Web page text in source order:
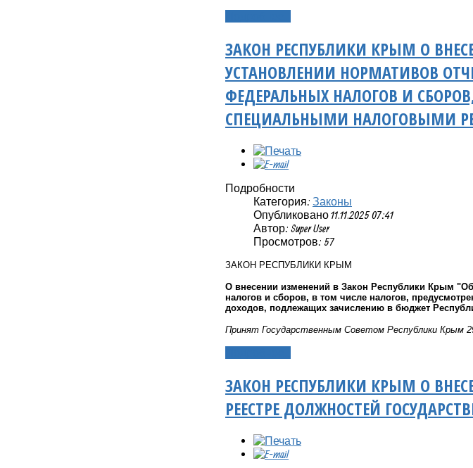
ЗАКОН РЕСПУБЛИКИ КРЫМ О
УСТАНОВЛЕНИИ НОРМАТИВОВ
ФЕДЕРАЛЬНЫХ НАЛОГОВ И
СПЕЦИАЛЬНЫМИ НАЛОГОВЫМИ
Подробности
Категория: Законы
Опубликовано 11.11.2025 07:41
Автор: Super User
Просмотров: 57
ЗАКОН РЕСПУБЛИКИ КРЫМ
О внесении изменений в Закон Республики Крым
налогов и сборов, в том числе налогов,
доходов, подлежащих зачислению в бюджет
Принят Государственным Советом Республики Крым
ЗАКОН РЕСПУБЛИКИ КРЫМ О
РЕЕСТРЕ ДОЛЖНОСТЕЙ